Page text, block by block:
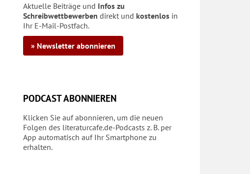
Aktuelle Beiträge und Infos zu
Schreibwettbewerben direkt und kostenlos in
Ihr E-Mail-Postfach.
» Newsletter abonnieren
PODCAST ABONNIEREN
Klicken Sie auf abonnieren, um die neuen
Folgen des literaturcafe.de-Podcasts z. B. per
App automatisch auf Ihr Smartphone zu
erhalten.